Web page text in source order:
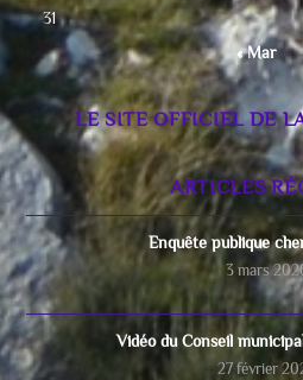
31
« Mar
LE SITE OFFICIEL DE
ARTICLES
Enquête publique
3 mars
Vidéo du Conseil
27 février